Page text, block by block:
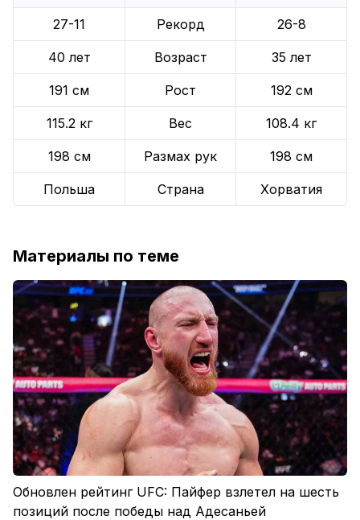
27-11 Рекорд 26-8
40 лет Возраст 35 лет
191 см Рост 192 см
115.2 кг Вес 108.4 кг
198 см Размах рук 198 см
Польша Страна Хорватия
Материалы по теме
Обновлен рейтинг UFC: Пайфер взлетел на шесть
позиций после победы над Адесаньей